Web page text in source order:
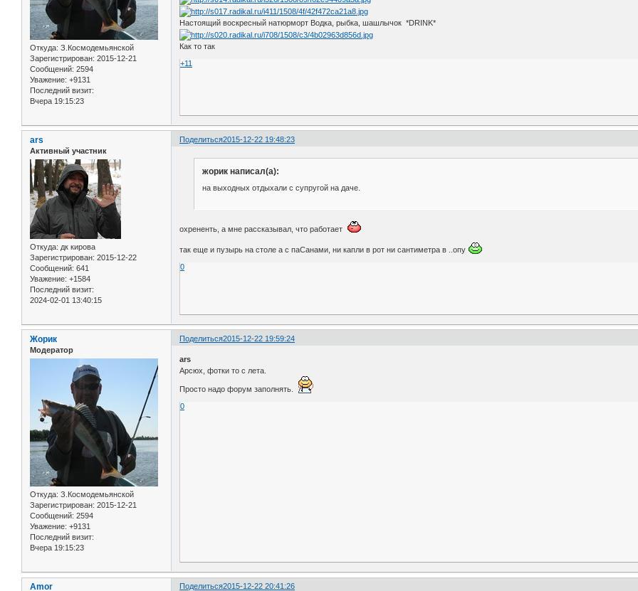
Откуда: З.Космодемьянской
Зарегистрирован: 2015-12-21
Сообщений: 2594
Уважение: +9131
Последний визит:
Вчера 19:15:23
Настоящий воскресный натюрморт Водка, рыбка, шашлычок *DRINK*
Как то так
+11
Поделиться2015-12-22 19:48:23
ars
Активный участник
Откуда: дк кирова
Зарегистрирован: 2015-12-22
Сообщений: 641
Уважение: +1584
Последний визит:
2024-02-01 13:40:15
жорик написал(а):
на выходных отдыхали с супругой на даче.
охрененть, а мне рассказывал, что работает
так еще и пузырь на столе а с паСанами, ни капли в рот ни сантиметра в ..опу
0
Поделиться2015-12-22 19:59:24
Жорик
Модератор
Откуда: З.Космодемьянской
Зарегистрирован: 2015-12-21
Сообщений: 2594
Уважение: +9131
Последний визит:
Вчера 19:15:23
ars
Арсюх, фотки то с лета.
Просто надо форум заполнять.
0
Поделиться2015-12-22 20:41:26
Amor